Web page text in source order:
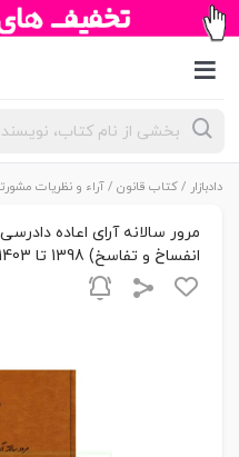
جستجوی
محصولات
دادبازار /کتاب قانون /آراء و نظریات
مرور سالانه آرای اعاده
انفساخ و تفاسخ) 1398 تا 1403 | احمدزاده